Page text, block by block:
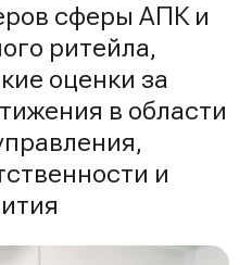
сферы АПК и
ритейла,
оценки за
в области
и